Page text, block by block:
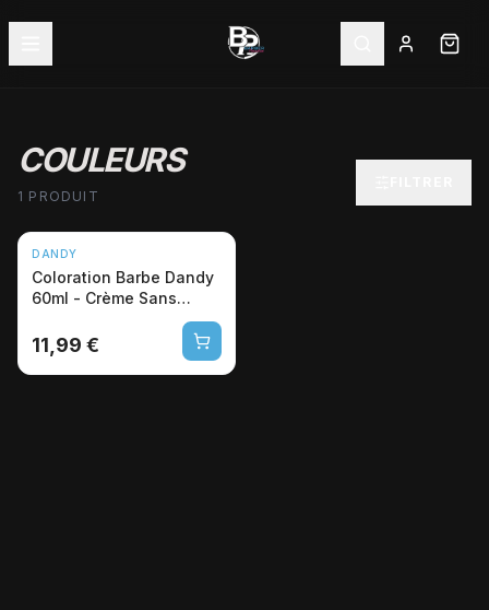
COULEURS
1 PRODUIT
DANDY
Coloration Barbe Dandy
60ml - Crème Sans
Professionnelle
11,99 €